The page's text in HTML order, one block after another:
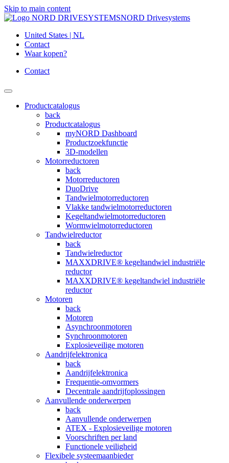
Skip to main content
NORD Drivesystems
United States | NL
Contact
Waar kopen?
Contact
Productcatalogus
back
Productcatalogus
myNORD Dashboard
Productzoekfunctie
3D-modellen
Motorreductoren
back
Motorreductoren
DuoDrive
Tandwielmotorreductoren
Vlakke tandwielmotorreductoren
Kegeltandwielmotorreductoren
Wormwielmotorreductoren
Tandwielreductor
back
Tandwielreductor
MAXXDRIVE® kegeltandwiel industriële
reductor
MAXXDRIVE® kegeltandwiel industriële
reductor
Motoren
back
Motoren
Asynchroonmotoren
Synchroonmotoren
Explosieveilige motoren
Aandrijfelektronica
back
Aandrijfelektronica
Frequentie-omvormers
Decentrale aandrijfoplossingen
Aanvullende onderwerpen
back
Aanvullende onderwerpen
ATEX - Explosieveilige motoren
Voorschriften per land
Functionele veiligheid
Flexibele systeemaanbieder